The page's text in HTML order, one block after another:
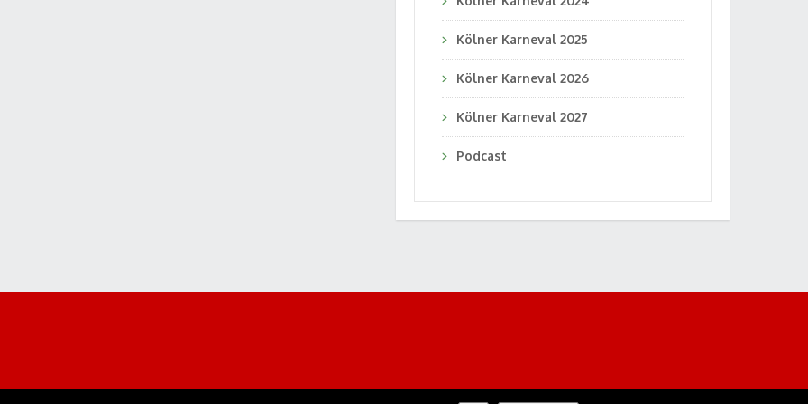
Kölner Karneval 2025
Kölner Karneval 2026
Kölner Karneval 2027
Podcast